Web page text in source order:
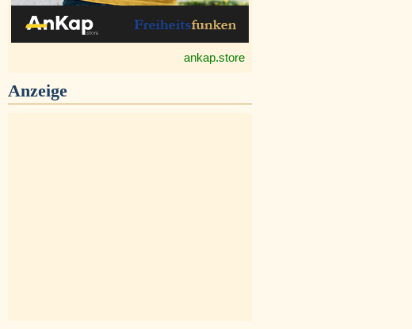
ankap.store
Anzeige